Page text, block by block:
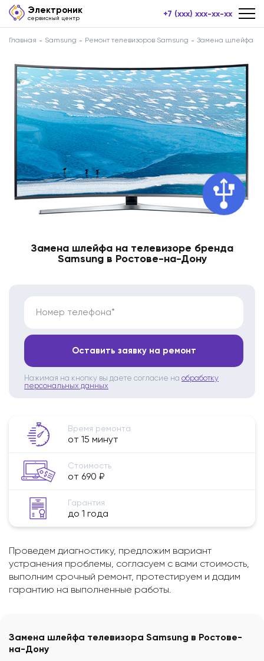
Электроник
сервисный центр +7 (xxx) xxx-xx-xx
Главная Samsung Ремонт телевизоров Samsung Замена шлейфа
Замена шлейфа на телевизоре бренда
Samsung в Ростове-на-Дону
Номер телефона*
Оставить заявку на ремонт
Нажимая на кнопку вы даете согласие на обработку
персональных данных
Время ремонта
от 15 минут
Стоимость
от 690 ₽
Гарантия
до 1 года
Проведем диагностику, предложим вариант
устранения проблемы, согласуем с вами стоимость,
выполним срочный ремонт, протестируем и дадим
гарантию на выполненные работы.
Замена шлейфа телевизора Samsung в Ростове-
на-Дону